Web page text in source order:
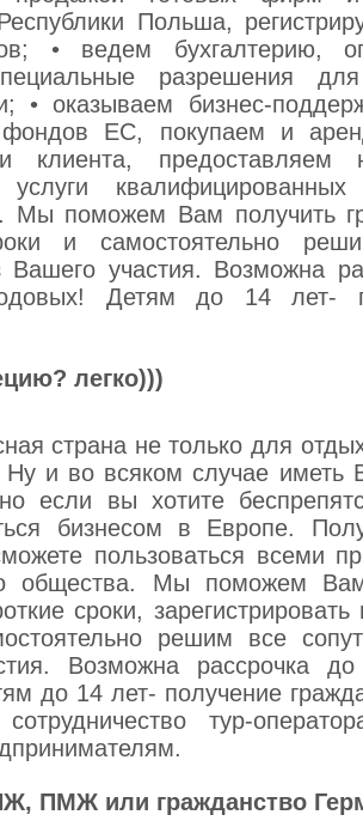
Польша,
• ведем бухгалтерию,
разрешения
• оказываем бизнес-
ЕС, покупаем и
клиента,
услуги
Мы поможем Вам получить
и самостоятельно
Вашего участия. Возможна
Детям до 14 лет-
легко)))
страна не только для
Ну и во всяком случае
если вы хотите
бизнесом в Европе.
пользоваться всеми
общества. Мы поможем
сроки,
решим все
Возможна рассрочка
до 14 лет- получение
тур-
ПМЖ или гражданство